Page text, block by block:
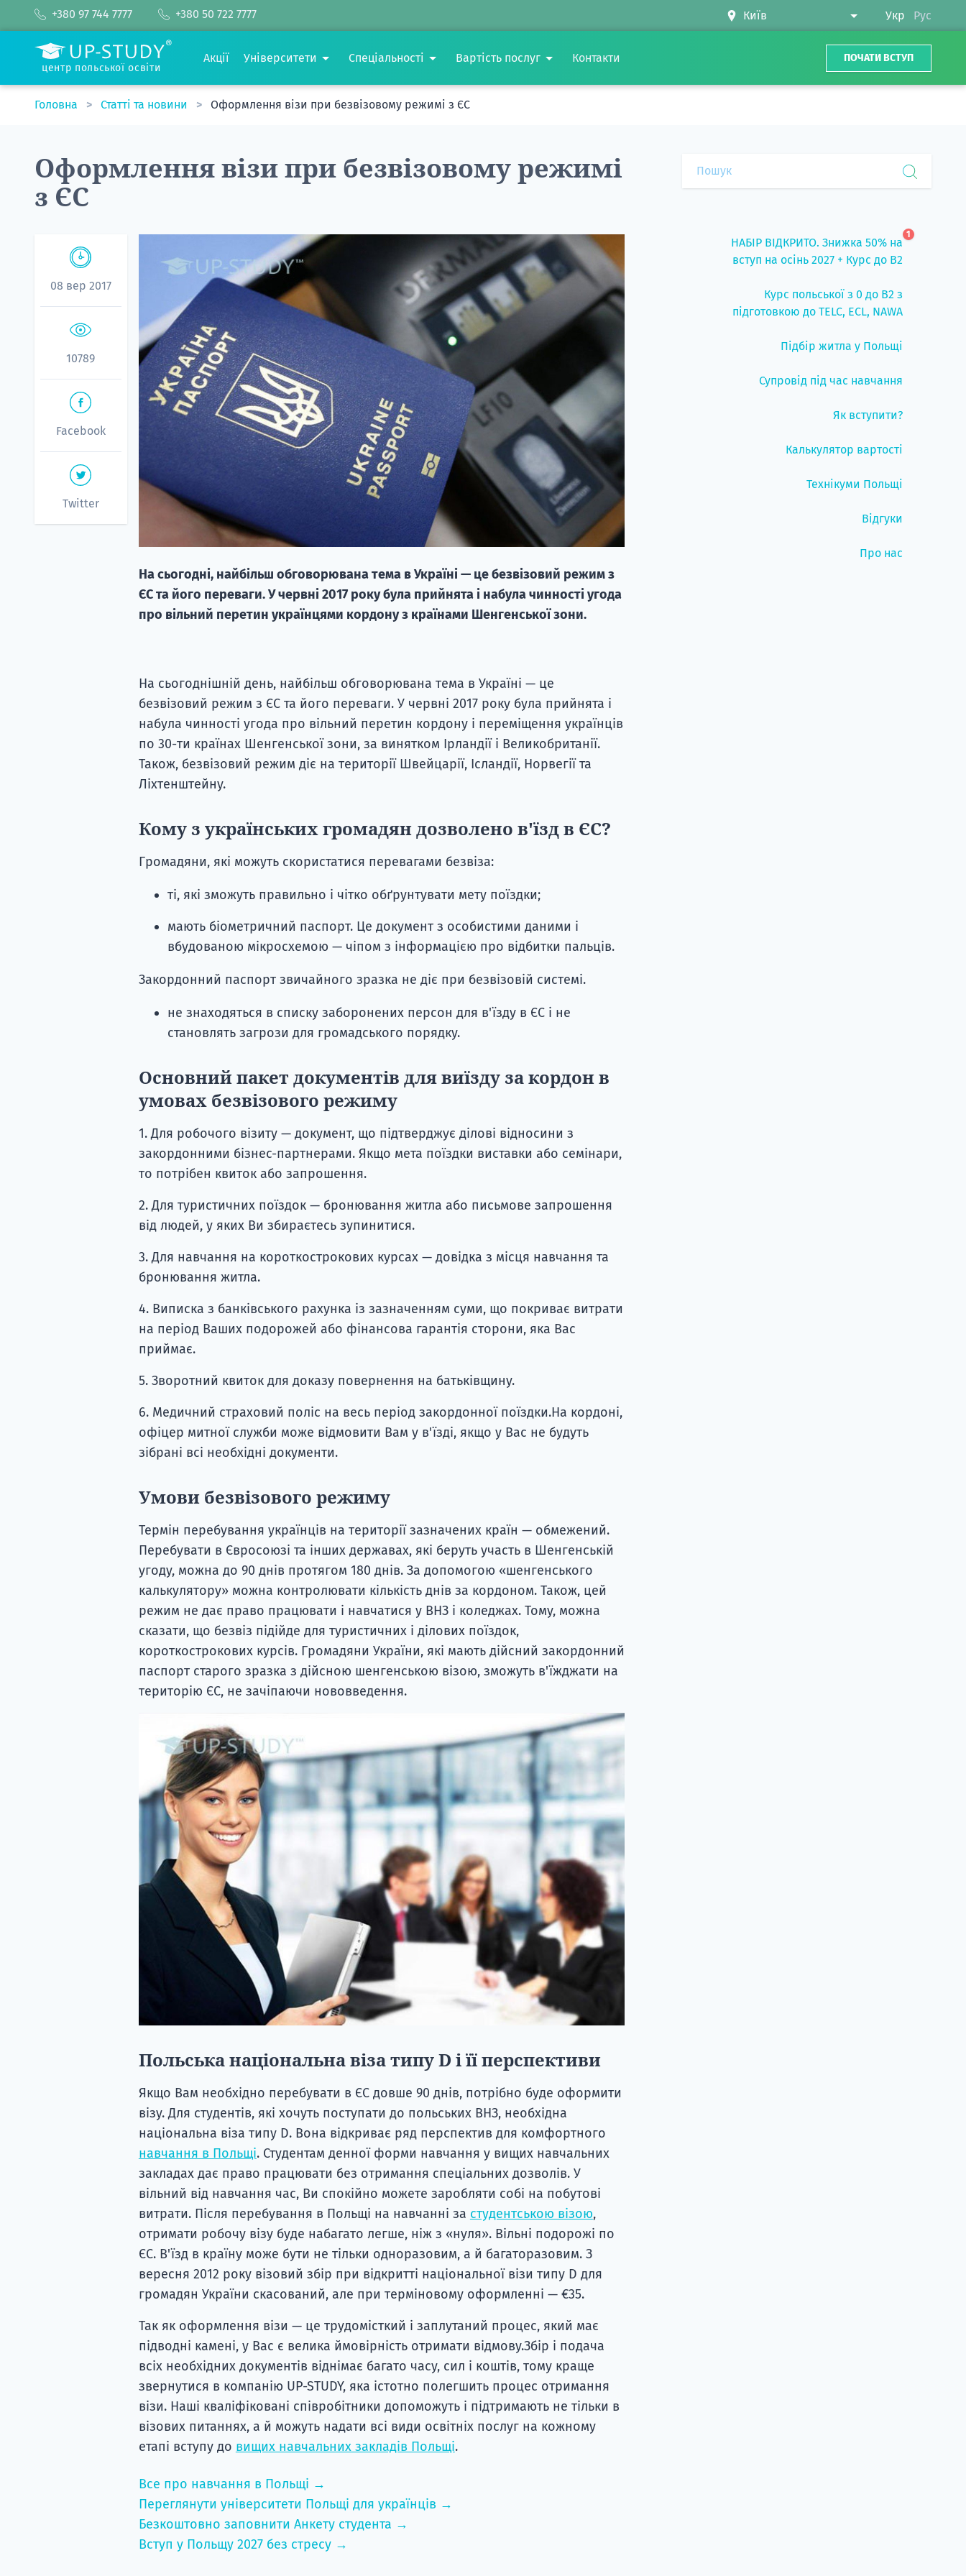
+380 97 744 7777 +380 50 722 7777 Укр Рус
центр польської освіти
Акції Університети Спеціальності Вартість послуг Контакти ПОЧАТИ ВСТУП
Головна Статті та новини Оформлення візи при безвізовому режимі з ЄС
Оформлення візи при безвізовому режимі
з ЄС
08 вер 2017
10789
Facebook
Twitter
На сьогодні, найбільш обговорювана тема в Україні — це безвізовий режим з
ЄС та його переваги. У червні 2017 року була прийнята і набула чинності угода
про вільний перетин українцями кордону з країнами Шенгенської зони.
На сьогоднішній день, найбільш обговорювана тема в Україні — це
безвізовий режим з ЄС та його переваги. У червні 2017 року була прийнята і
набула чинності угода про вільний перетин кордону і переміщення українців
по 30-ти країнах Шенгенської зони, за винятком Ірландії і Великобританії.
Також, безвізовий режим діє на території Швейцарії, Ісландії, Норвегії та
Ліхтенштейну.
Кому з українських громадян дозволено в'їзд в ЄС?
Громадяни, які можуть скористатися перевагами безвіза:
ті, які зможуть правильно і чітко обґрунтувати мету поїздки;
мають біометричний паспорт. Це документ з особистими даними і
вбудованою мікросхемою — чіпом з інформацією про відбитки пальців.
Закордонний паспорт звичайного зразка не діє при безвізовій системі.
не знаходяться в списку заборонених персон для в'їзду в ЄС і не
становлять загрози для громадського порядку.
Основний пакет документів для виїзду за кордон в
умовах безвізового режиму
1. Для робочого візиту — документ, що підтверджує ділові відносини з
закордонними бізнес-партнерами. Якщо мета поїздки виставки або семінари,
то потрібен квиток або запрошення.
2. Для туристичних поїздок — бронювання житла або письмове запрошення
від людей, у яких Ви збираєтесь зупинитися.
3. Для навчання на короткострокових курсах — довідка з місця навчання та
бронювання житла.
4. Виписка з банківського рахунка із зазначенням суми, що покриває витрати
на період Ваших подорожей або фінансова гарантія сторони, яка Вас
приймає.
5. Зворотний квиток для доказу повернення на батьківщину.
6. Медичний страховий поліс на весь період закордонної поїздки.На кордоні,
офіцер митної служби може відмовити Вам у в'їзді, якщо у Вас не будуть
зібрані всі необхідні документи.
Умови безвізового режиму
Термін перебування українців на території зазначених країн — обмежений.
Перебувати в Євросоюзі та інших державах, які беруть участь в Шенгенській
угоду, можна до 90 днів протягом 180 днів. За допомогою «шенгенського
калькулятору» можна контролювати кількість днів за кордоном. Також, цей
режим не дає право працювати і навчатися у ВНЗ і коледжах. Тому, можна
сказати, що безвіз підійде для туристичних і ділових поїздок,
короткострокових курсів. Громадяни України, які мають дійсний закордонний
паспорт старого зразка з дійсною шенгенською візою, зможуть в'їжджати на
територію ЄС, не зачіпаючи нововведення.
Польська національна віза типу D і її перспективи
Якщо Вам необхідно перебувати в ЄС довше 90 днів, потрібно буде оформити
візу. Для студентів, які хочуть поступати до польських ВНЗ, необхідна
національна віза типу D. Вона відкриває ряд перспектив для комфортного
навчання в Польщі. Студентам денної форми навчання у вищих навчальних
закладах дає право працювати без отримання спеціальних дозволів. У
вільний від навчання час, Ви спокійно можете заробляти собі на побутові
витрати. Після перебування в Польщі на навчанні за студентською візою,
отримати робочу візу буде набагато легше, ніж з «нуля». Вільні подорожі по
ЄС. В'їзд в країну може бути не тільки одноразовим, а й багаторазовим. З
вересня 2012 року візовий збір при відкритті національної візи типу D для
громадян України скасований, але при терміновому оформленні — €35.
Так як оформлення візи — це трудомісткий і заплутаний процес, який має
підводні камені, у Вас є велика ймовірність отримати відмову.Збір і подача
всіх необхідних документів віднімає багато часу, сил і коштів, тому краще
звернутися в компанію UP-STUDY, яка істотно полегшить процес отримання
візи. Наші кваліфіковані співробітники допоможуть і підтримають не тільки в
візових питаннях, а й можуть надати всі види освітніх послуг на кожному
етапі вступу до вищих навчальних закладів Польщі.
Все про навчання в Польщі →
Переглянути університети Польщі для українців →
Безкоштовно заповнити Анкету студента →
Вступ у Польщу 2027 без стресу →
НАБІР ВІДКРИТО. Знижка 50% на
вступ на осінь 2027 + Курс до B2
1
Курс польської з 0 до B2 з
підготовкою до TELC, ECL, NAWA
Підбір житла у Польщі
Супровід під час навчання
Як вступити?
Калькулятор вартості
Технікуми Польщі
Відгуки
Про нас